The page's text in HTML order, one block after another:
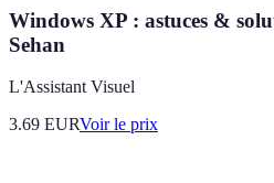
Windows XP : astuces &
Sehan
L'Assistant Visuel
3.69 EURVoir le prix